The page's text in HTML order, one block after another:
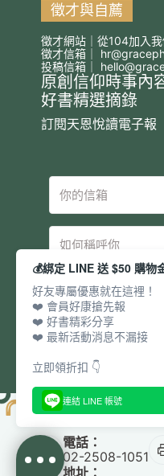
徵才與自薦
徵才網站｜從104加入我
徵才信箱｜
投稿信箱｜
原創信仰時事內
好書精選摘錄
訂閱天恩悅讀電子報
電話：
02-2508-1051
地址：
💰綁定 LINE 送 $50 購物
好友專屬優惠就在這裡！
❤️ 會員好康搶先報
❤️ 好書精彩分享
❤️ 最新活動消息不漏接
立即領折扣 👇
連結 LINE 帳號